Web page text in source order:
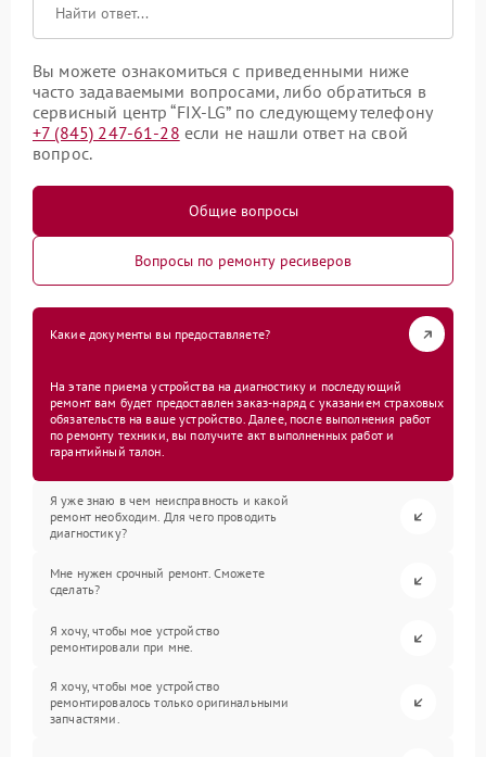
Вы можете ознакомиться с приведенными ниже
часто задаваемыми вопросами, либо обратиться в
сервисный центр “FIX-LG” по следующему телефону
+7 (845) 247-61-28 если не нашли ответ на свой
вопрос.
Общие вопросы
Вопросы по ремонту ресиверов
Какие документы вы предоставляете?
На этапе приема устройства на диагностику и последующий
ремонт вам будет предоставлен заказ-наряд с указанием страховых
обязательств на ваше устройство. Далее, после выполнения работ
по ремонту техники, вы получите акт выполненных работ и
гарантийный талон.
Я уже знаю в чем неисправность и какой
ремонт необходим. Для чего проводить
диагностику?
Мне нужен срочный ремонт. Сможете
сделать?
Я хочу, чтобы мое устройство
ремонтировали при мне.
Я хочу, чтобы мое устройство
ремонтировалось только оригинальными
запчастями.